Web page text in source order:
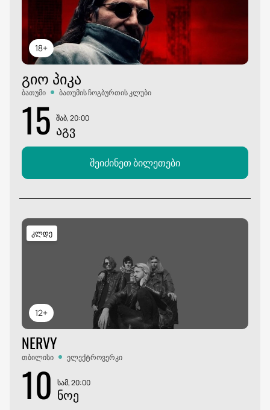
18+
ᲒᲘᲝ ᲞᲘᲙᲐ
ბათუმი ბათუმის ჩოგბურთის კლუბი
15 შაბ, 20:00
ᲐᲒᲕ
შეიძინეთ ბილეთები
12+
კლდე
NERVY
თბილისი ელექტროვერკი
10 სამ, 20:00
ᲜᲝᲔ